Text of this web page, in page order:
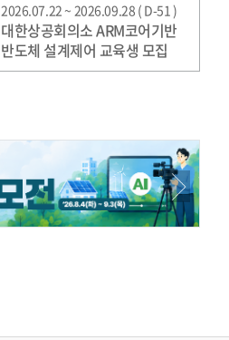
2026.07.22 ~ 2026.09.28 ( D-51 )
대한상공회의소 ARM코어기반
반도체 설계제어 교육생 모집